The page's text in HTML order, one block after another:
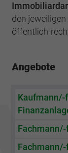
den
öffentlich-
Angebote
Kaufmann/-